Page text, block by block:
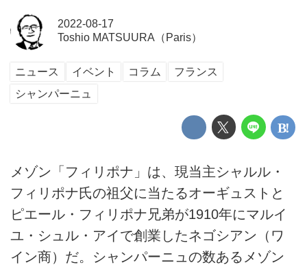
2022-08-17
Toshio MATSUURA（Paris）
ニュース イベント コラム
フランス
シャンパーニュ
メゾン「フィリポナ」は、現当主シャルル・
フィリポナ氏の祖父に当たるオーギュストと
ピエール・フィリポナ兄弟が1910年にマルイ
ユ・シュル・アイで創業したネゴシアン（ワ
イン商）だ。シャンパーニュの数あるメゾン